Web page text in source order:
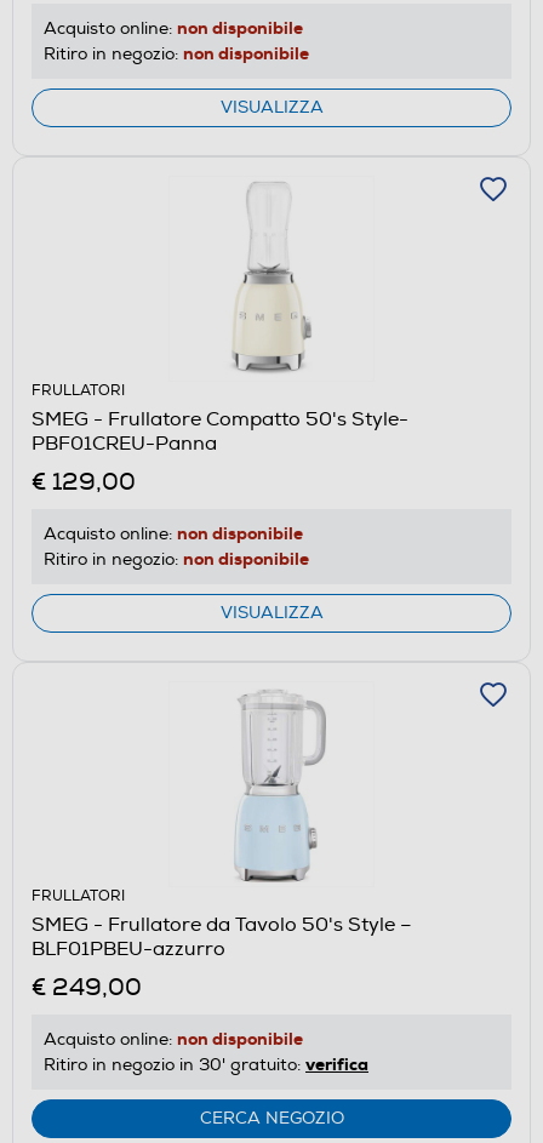
Acquisto online: non disponibile
Ritiro in negozio: non disponibile
VISUALIZZA
FRULLATORI
SMEG - Frullatore Compatto 50's Style-
PBF01CREU-Panna
€ 129,00
Acquisto online: non disponibile
Ritiro in negozio: non disponibile
VISUALIZZA
FRULLATORI
SMEG - Frullatore da Tavolo 50's Style –
BLF01PBEU-azzurro
€ 249,00
Acquisto online: non disponibile
Ritiro in negozio in 30' gratuito: verifica
CERCA NEGOZIO